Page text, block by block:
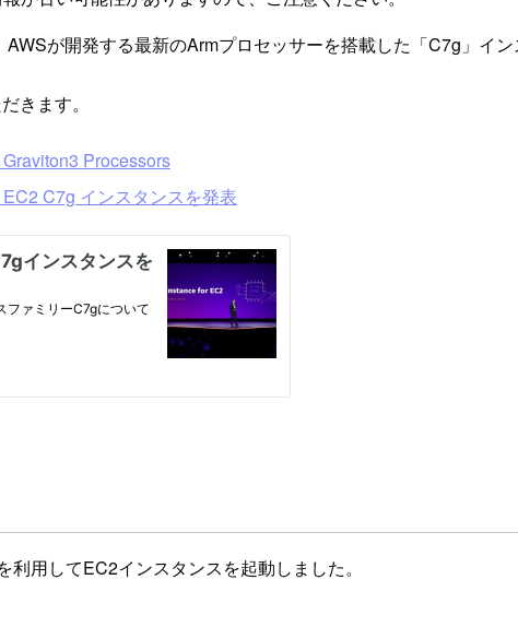
が開発する最新のArmプロセッサーを搭載した「C7g」イ
きます。
Processors
C7g インスタンスを発表
用してEC2インスタンスを起動しました。